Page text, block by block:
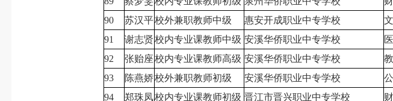
90
苏汉平校外兼职教师中级 惠安开成职业中专学校
91
谢志贤校内专业课教师中级 安溪华侨职业中专学校
92
张贻座校内专业课教师高级 安溪华侨职业中专学校
93
陈燕娇校外兼职教师初级 安溪华侨职业中专学校
94
郑珠凤校内专业课教师初级 晋江市晋兴职业中专学校